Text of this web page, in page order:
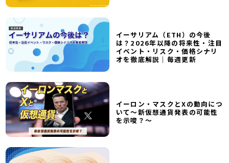
イーサリアム（ETH）の今後
は？2026年以降の将来性・注目
イベント・リスク・価格シナリ
オを徹底解説｜毎週更新
イーロン・マスクとXの動向につ
いて～新仮想通貨発表の可能性
を示唆？～